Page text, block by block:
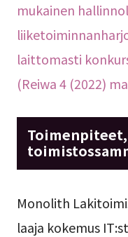
mukainen
laittomasti
(Reiwa 4 (2022)
Monolith
laaja kokemus